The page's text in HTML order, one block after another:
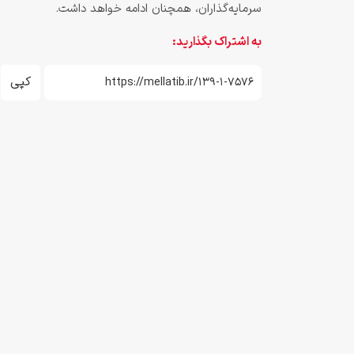
سرمایه‌گذاران، همچنان ادامه خواهد داشت.
به اشتراک بگذارید:
کپی